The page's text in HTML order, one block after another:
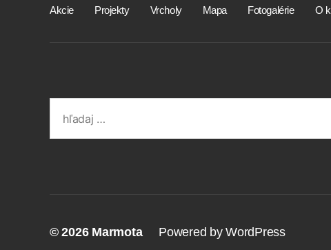
Akcie Projekty Vrcholy Mapa Fotogalérie O
for:
© 2026 Marmota Powered by WordPress